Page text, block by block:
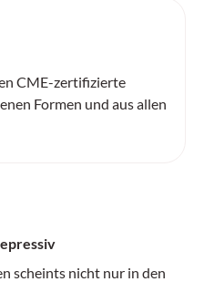
CME-zertifizierte
Formen und aus allen
scheints nicht nur in den